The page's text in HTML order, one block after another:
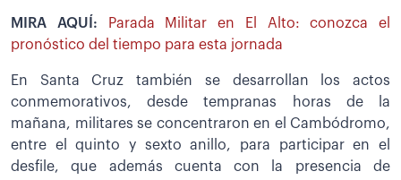
MIRA AQUÍ:
Parada Militar en El Alto: conozca el
pronóstico del tiempo para esta jornada
En Santa Cruz también se desarrollan los actos
conmemorativos, desde tempranas horas de la
mañana, militares se concentraron en el Cambódromo,
entre el quinto y sexto anillo, para participar en el
desfile, que además cuenta con la presencia de